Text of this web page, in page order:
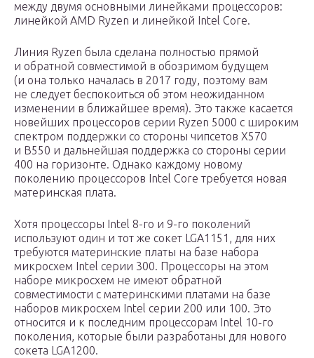
между двумя основными линейками процессоров:
линейкой AMD Ryzen и линейкой Intel Core.
Линия Ryzen была сделана полностью прямой
и обратной совместимой в обозримом будущем
(и она только началась в 2017 году, поэтому вам
не следует беспокоиться об этом неожиданном
изменении в ближайшее время). Это также касается
новейших процессоров серии Ryzen 5000 с широким
спектром поддержки со стороны чипсетов X570
и B550 и дальнейшая поддержка со стороны серии
400 на горизонте. Однако каждому новому
поколению процессоров Intel Core требуется новая
материнская плата.
Хотя процессоры Intel 8-го и 9-го поколений
используют один и тот же сокет LGA1151, для них
требуются материнские платы на базе набора
микросхем Intel серии 300. Процессоры на этом
наборе микросхем не имеют обратной
совместимости с материнскими платами на базе
наборов микросхем Intel серии 200 или 100. Это
относится и к последним процессорам Intel 10-го
поколения, которые были разработаны для нового
сокета LGA1200.